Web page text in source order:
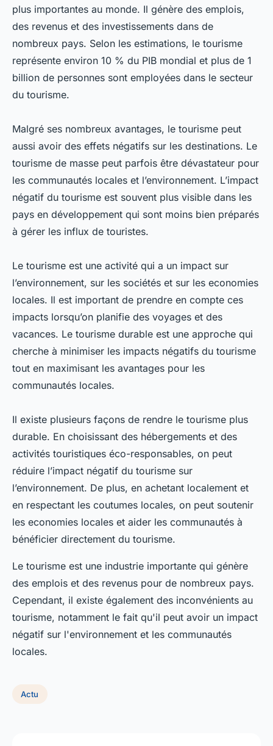
plus importantes au monde. Il génère des emplois,
des revenus et des investissements dans de
nombreux pays. Selon les estimations, le tourisme
représente environ 10 % du PIB mondial et plus de 1
billion de personnes sont employées dans le secteur
du tourisme.
Malgré ses nombreux avantages, le tourisme peut
aussi avoir des effets négatifs sur les destinations. Le
tourisme de masse peut parfois être dévastateur pour
les communautés locales et l’environnement. L’impact
négatif du tourisme est souvent plus visible dans les
pays en développement qui sont moins bien préparés
à gérer les influx de touristes.
Le tourisme est une activité qui a un impact sur
l’environnement, sur les sociétés et sur les economies
locales. Il est important de prendre en compte ces
impacts lorsqu’on planifie des voyages et des
vacances. Le tourisme durable est une approche qui
cherche à minimiser les impacts négatifs du tourisme
tout en maximisant les avantages pour les
communautés locales.
Il existe plusieurs façons de rendre le tourisme plus
durable. En choisissant des hébergements et des
activités touristiques éco-responsables, on peut
réduire l’impact négatif du tourisme sur
l’environnement. De plus, en achetant localement et
en respectant les coutumes locales, on peut soutenir
les economies locales et aider les communautés à
bénéficier directement du tourisme.
Le tourisme est une industrie importante qui génère
des emplois et des revenus pour de nombreux pays.
Cependant, il existe également des inconvénients au
tourisme, notamment le fait qu'il peut avoir un impact
négatif sur l'environnement et les communautés
locales.
Actu